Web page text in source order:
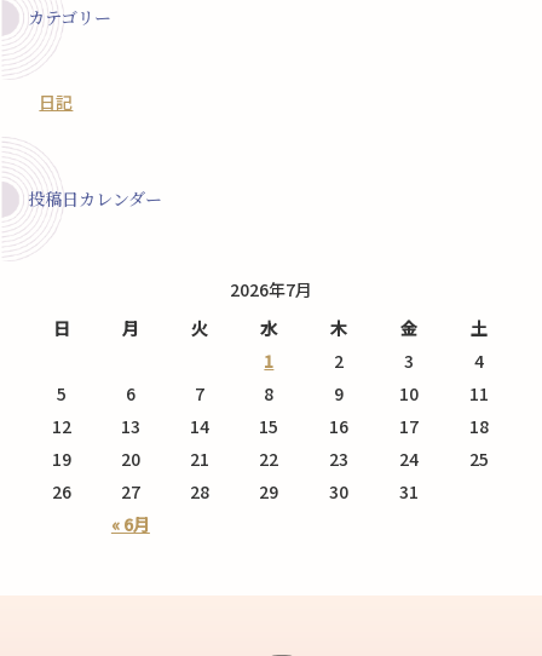
カテゴリー
日記
投稿日カレンダー
2026年7月
日
月 火 水 木 金 土
« 6月
1 2 3
4
5
6 7 8 9 10
11
12
13 14 15 16 17
18
19
20 21 22 23 24
25
26
27 28 29 30 31